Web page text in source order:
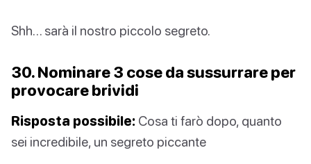
Shh… sarà il nostro piccolo segreto.
30. Nominare 3 cose da sussurrare per
provocare brividi
Risposta possibile: Cosa ti farò dopo, quanto
sei incredibile, un segreto piccante